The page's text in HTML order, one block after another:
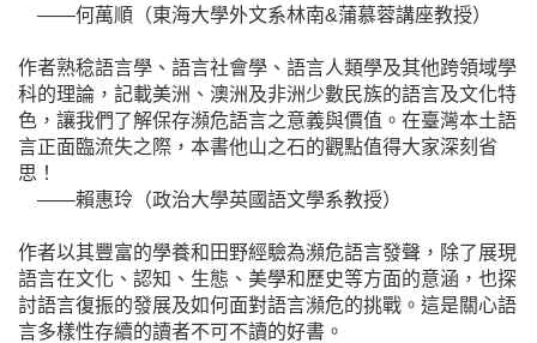
——何萬順（東海大學外文系林南&蒲慕蓉講座教授）
作者熟稔語言學、語言社會學、語言人類學及其他跨領域學
科的理論，記載美洲、澳洲及非洲少數民族的語言及文化特
色，讓我們了解保存瀕危語言之意義與價值。在臺灣本土語
言正面臨流失之際，本書他山之石的觀點值得大家深刻省
思！
——賴惠玲（政治大學英國語文學系教授）
作者以其豐富的學養和田野經驗為瀕危語言發聲，除了展現
語言在文化、認知、生態、美學和歷史等方面的意涵，也探
討語言復振的發展及如何面對語言瀕危的挑戰。這是關心語
言多樣性存續的讀者不可不讀的好書。